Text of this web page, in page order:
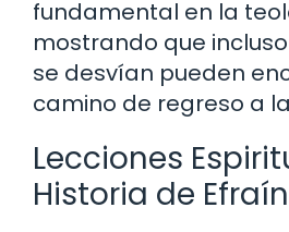
fundamental en la
mostrando que
se desvían pueden
camino de regreso a
Lecciones
Historia de Efraín